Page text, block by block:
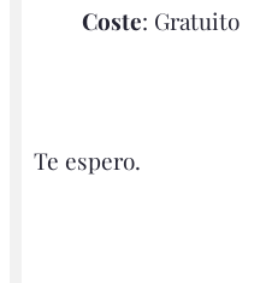
Coste: Gratuito
Te espero.